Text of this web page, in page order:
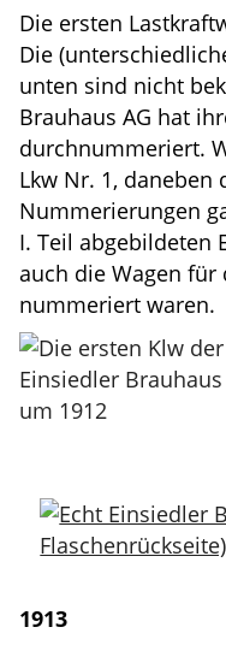
Die ersten
Die
unten sind nicht
Brauhaus AG hat
durchnummeriert.
Lkw Nr. 1, daneben
Nummerierungen
I. Teil abgebildeten
auch die Wagen für
nummeriert waren.
1913